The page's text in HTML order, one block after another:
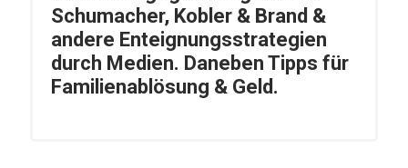
Schumacher, Kobler & Brand &
andere Enteignungsstrategien
durch Medien. Daneben Tipps für
Familienablösung & Geld.